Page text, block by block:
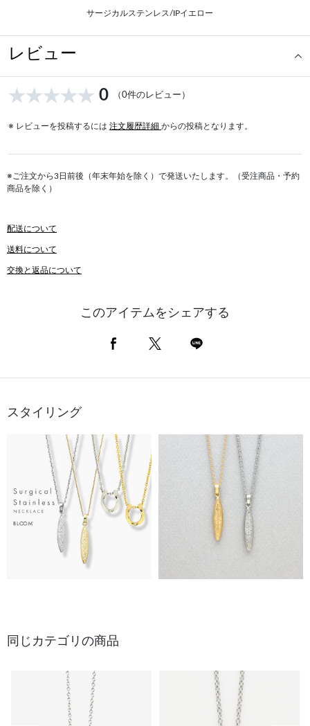
サージカルステンレス/IPイエロー
レビュー
0 （0件のレビュー）
※ レビューを投稿するには 注文履歴詳細 からの投稿となります。
※ご注文から3日前後（年末年始を除く）で発送いたします。（受注商品・予約
商品を除く）
配送について
送料について
交換と返品について
このアイテムをシェアする
スタイリング
同じカテゴリの商品